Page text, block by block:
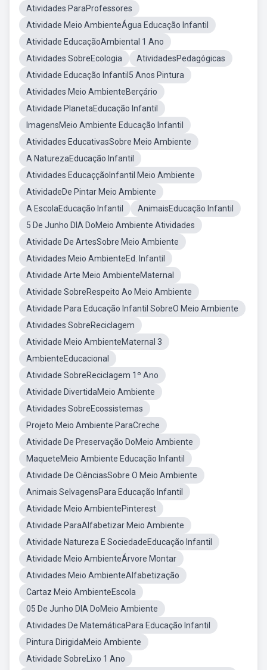
Atividades ParaProfessores
Atividade Meio AmbienteÁgua Educação Infantil
Atividade EducaçãoAmbiental 1 Ano
Atividades SobreEcologia
AtividadesPedagógicas
Atividade Educação Infantil5 Anos Pintura
Atividades Meio AmbienteBerçário
Atividade PlanetaEducação Infantil
ImagensMeio Ambiente Educação Infantil
Atividades EducativasSobre Meio Ambiente
A NaturezaEducação Infantil
Atividades EducaççãoInfantil Meio Ambiente
AtividadeDe Pintar Meio Ambiente
A EscolaEducação Infantil
AnimaisEducação Infantil
5 De Junho DIA DoMeio Ambiente Atividades
Atividade De ArtesSobre Meio Ambiente
Atividades Meio AmbienteEd. Infantil
Atividade Arte Meio AmbienteMaternal
Atividade SobreRespeito Ao Meio Ambiente
Atividade Para Educação Infantil SobreO Meio Ambiente
Atividades SobreReciclagem
Atividade Meio AmbienteMaternal 3
AmbienteEducacional
Atividade SobreReciclagem 1º Ano
Atividade DivertidaMeio Ambiente
Atividades SobreEcossistemas
Projeto Meio Ambiente ParaCreche
Atividade De Preservação DoMeio Ambiente
MaqueteMeio Ambiente Educação Infantil
Atividade De CiênciasSobre O Meio Ambiente
Animais SelvagensPara Educação Infantil
Atividade Meio AmbientePinterest
Atividade ParaAlfabetizar Meio Ambiente
Atividade Natureza E SociedadeEducação Infantil
Atividade Meio AmbienteÁrvore Montar
Atividades Meio AmbienteAlfabetização
Cartaz Meio AmbienteEscola
05 De Junho DIA DoMeio Ambiente
Atividades De MatemáticaPara Educação Infantil
Pintura DirigidaMeio Ambiente
Atividade SobreLixo 1 Ano